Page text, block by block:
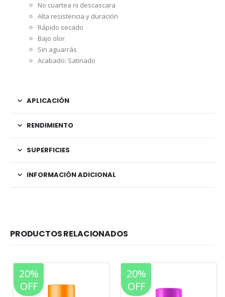
No cuartea ni descascara
Alta resistencia y duración
Rápido secado
Bajo olor
Sin aguarrás
Acabado: Satinado
APLICACIÓN
RENDIMIENTO
SUPERFICIES
INFORMACIÓN ADICIONAL
PRODUCTOS RELACIONADOS
20%
OFF
20%
OFF